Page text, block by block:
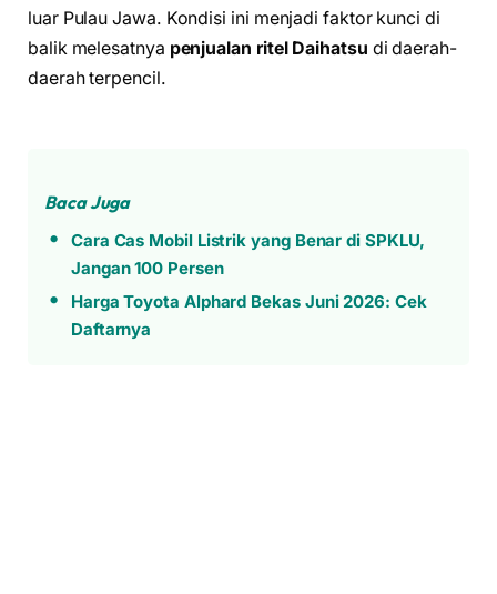
luar Pulau Jawa. Kondisi ini menjadi faktor kunci di
balik melesatnya penjualan ritel Daihatsu di daerah-
daerah terpencil.
Baca Juga
Cara Cas Mobil Listrik yang Benar di SPKLU,
Jangan 100 Persen
Harga Toyota Alphard Bekas Juni 2026: Cek
Daftarnya